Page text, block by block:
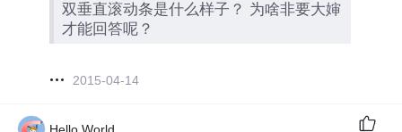
双垂直滚动条是什么样子？ 为啥非要大婶
才能回答呢？
2015-04-14
Hello World,